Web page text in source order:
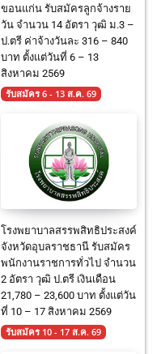
ขอนแก่น รับสมัครลูกจ้างราย
วัน จำนวน 14 อัตรา วุฒิ ม.3 –
ป.ตรี ค่าจ้างวันละ 316 – 840
บาท ตั้งแต่วันที่ 6 – 13
สิงหาคม 2569
รับสมัคร 6 - 13 ส.ค. 69
โรงพยาบาลสรรพสิทธิประสงค์
จังหวัดอุบลราชธานี รับสมัคร
พนักงานราชการทั่วไป จำนวน
2 อัตรา วุฒิ ป.ตรี เงินเดือน
21,780 – 23,600 บาท ตั้งแต่วัน
ที่ 10 – 17 สิงหาคม 2569
รับสมัคร 10 - 17 ส.ค. 69